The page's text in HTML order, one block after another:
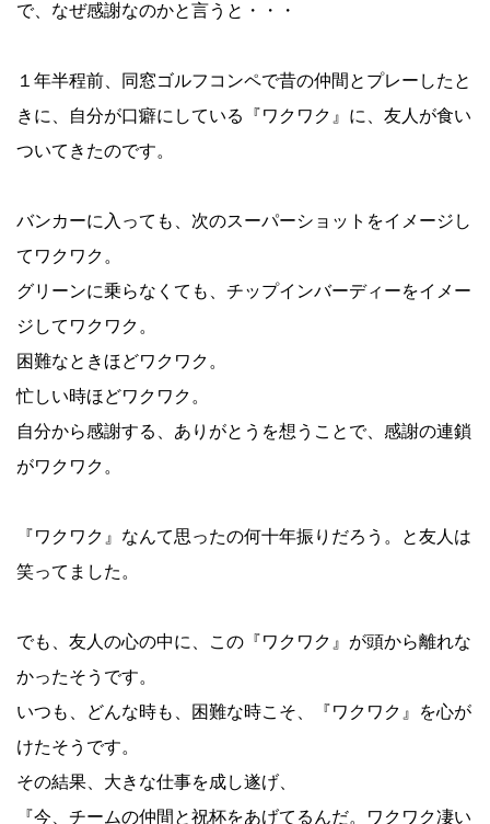
で、なぜ感謝なのかと言うと・・・
１年半程前、同窓ゴルフコンペで昔の仲間とプレーしたと
きに、自分が口癖にしている『ワクワク』に、友人が食い
ついてきたのです。
バンカーに入っても、次のスーパーショットをイメージし
てワクワク。
グリーンに乗らなくても、チップインバーディーをイメー
ジしてワクワク。
困難なときほどワクワク。
忙しい時ほどワクワク。
自分から感謝する、ありがとうを想うことで、感謝の連鎖
がワクワク。
『ワクワク』なんて思ったの何十年振りだろう。と友人は
笑ってました。
でも、友人の心の中に、この『ワクワク』が頭から離れな
かったそうです。
いつも、どんな時も、困難な時こそ、『ワクワク』を心が
けたそうです。
その結果、大きな仕事を成し遂げ、
『今、チームの仲間と祝杯をあげてるんだ。ワクワク凄い